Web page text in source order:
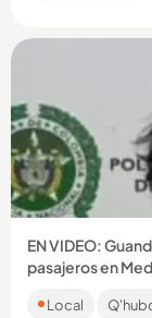
EN VIDEO:
pasajeros en
Juan Camilo
hurtar a cinco
Local